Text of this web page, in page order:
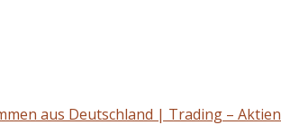
aus Deutschland | Trading – Aktien